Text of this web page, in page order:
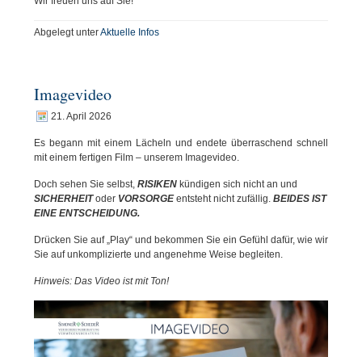
Abgelegt unterAktuelle Infos
Imagevideo
21. April 2026
Es begann mit einem Lächeln und endete überraschend schnell
mit einem fertigen Film – unserem Imagevideo.
Doch sehen Sie selbst, RISIKEN kündigen sich nicht an und
SICHERHEIT oder VORSORGE entsteht nicht zufällig. BEIDES IST
EINE ENTSCHEIDUNG.
Drücken Sie auf „Play“ und bekommen Sie ein Gefühl dafür, wie wir
Sie auf unkomplizierte und angenehme Weise begleiten.
Hinweis: Das Video ist mit Ton!